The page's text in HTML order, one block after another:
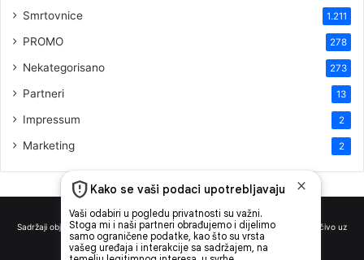
Smrtovnice 1.211
PROMO 278
Nekategorisano 273
Partneri 13
Impressum 2
Marketing 2
Sadržaji objavljeni na news media portalu novikonjic.ba mogu se preuzeti isključivo uz
navođenje izvora sa linkom.